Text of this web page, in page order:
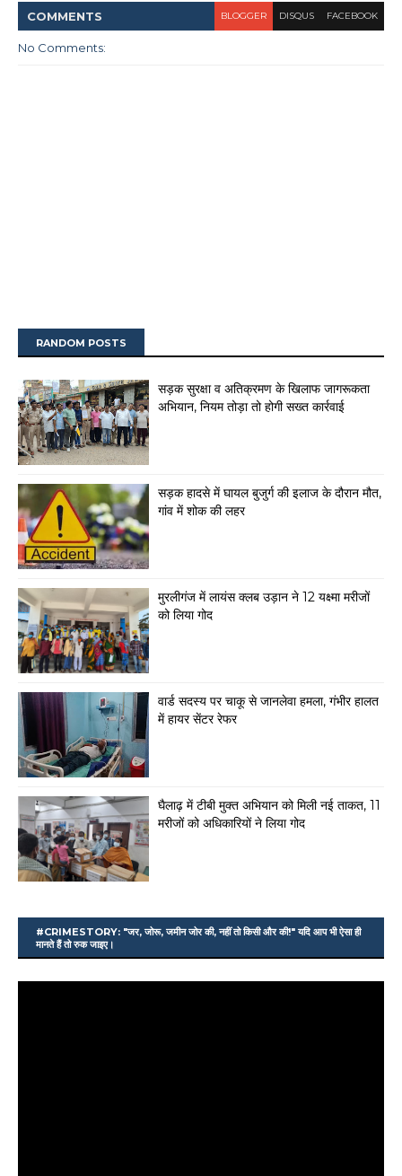
COMMENTS BLOGGER DISQUS FACEBOOK
No Comments:
RANDOM POSTS
सड़क सुरक्षा व अतिक्रमण के खिलाफ जागरूकता
अभियान, नियम तोड़ा तो होगी सख्त कार्रवाई
सड़क हादसे में घायल बुजुर्ग की इलाज के दौरान मौत,
गांव में शोक की लहर
मुरलीगंज में लायंस क्लब उड़ान ने 12 यक्ष्मा मरीजों
को लिया गोद
वार्ड सदस्य पर चाकू से जानलेवा हमला, गंभीर हालत
में हायर सेंटर रेफर
घैलाढ़ में टीबी मुक्त अभियान को मिली नई ताकत, 11
मरीजों को अधिकारियों ने लिया गोद
#CRIMESTORY: "जर, जोरू, जमीन जोर की, नहीं तो किसी और की!" यदि आप भी ऐसा ही
मानते हैं तो रुक जाइए।